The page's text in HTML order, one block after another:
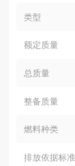
类型
额定质量
总质量
整备质量
燃料种类
排放依据标准